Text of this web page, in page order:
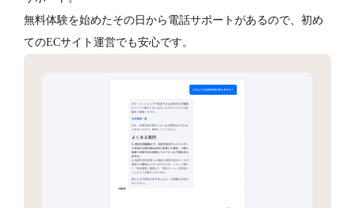
無料体験を始めたその日から電話サポートがあるので、初め
てのECサイト運営でも安心です。